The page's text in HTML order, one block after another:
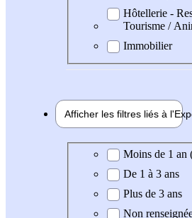
Hôtellerie -
Tourisme /
Immobilier
Afficher les filtres liés à l'
Expérience demandée
Moins de 1 an
De 1 à 3 ans
Plus de 3 ans
Non